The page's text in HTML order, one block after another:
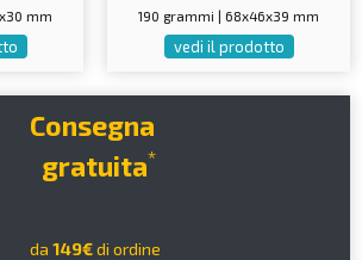
mm 190 grammi | 68x46x39 mm
vedi il prodotto
Consegna
gratuita*
da 149€di ordine